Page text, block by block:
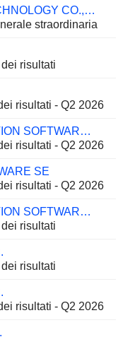
DEEPEXI TECHNOLOGY CO., LTD.
straordinaria
risultati
risultati - Q2 2026
CONSTELLATION SOFTWARE INC.
risultati - Q2 2026
SE
risultati - Q2 2026
CONSTELLATION SOFTWARE INC.
risultati
risultati
risultati - Q2 2026